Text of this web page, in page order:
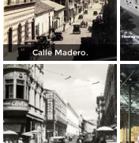
Calle Madero.